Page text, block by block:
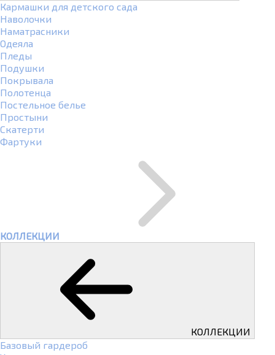
Кармашки для детского сада
Наволочки
Наматрасники
Одеяла
Пледы
Подушки
Покрывала
Полотенца
Постельное белье
Простыни
Скатерти
Фартуки
КОЛЛЕКЦИИ
КОЛЛЕКЦИИ
Базовый гардероб